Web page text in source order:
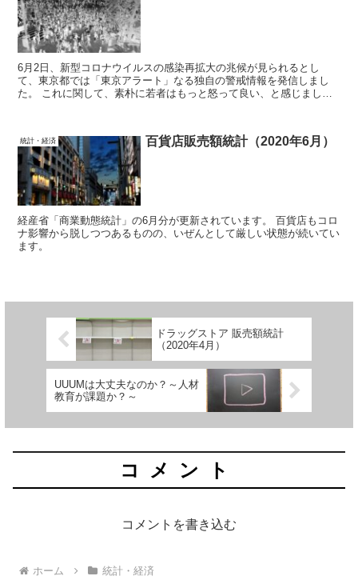
6月2日、新型コロナウイルスの感染再拡大の兆候が見られるとし
て、東京都では「東京アラート」なる独自の警戒情報を発信しまし
た。 これに関して、素朴に若者はもっと怒って良い、と感じまし
統計・経済 百貨店販売額統計（2020年6月）
経産省「商業動態統計」の6月分が更新されています。 百貨店もコロ
ナ影響から脱しつつあるものの、いぜんとして厳しい状態が続いてい
ます。
ドラッグストア 販売額統計
（2020年4月）
UUUMは大丈夫なのか？～人材
教育が課題か？～
コメント
コメントを書き込む
ホーム 統計・経済